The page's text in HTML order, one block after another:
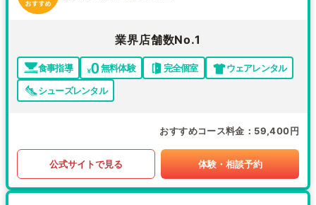
業界店舗数No.1
食事指導 無料体験 完全個室
ウェアレンタル
シューズレンタル
おすすめコース料金 59,400円
公式サイトで見る 体験・相談予約